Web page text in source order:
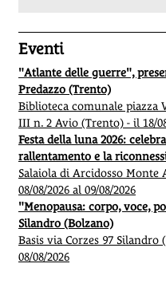
Eventi
"Atlante delle guerre",
Predazzo (Trento)
Biblioteca comunale piazza
III n. 2 Avio (Trento) - il 18/
Festa della luna 2026:
rallentamento e la
Salaiola di Arcidosso Monte
08/08/2026 al 09/08/2026
"Menopausa: corpo, voce,
Silandro (Bolzano)
Basis via Corzes 97 Silandro
08/08/2026